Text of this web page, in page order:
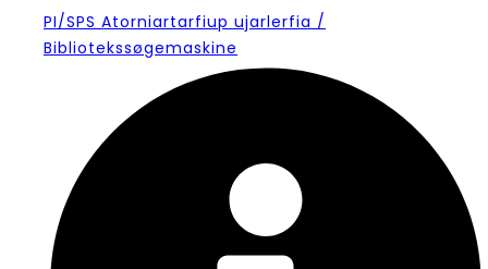
PI/SPS Atorniartarfiup ujarlerfia /
Bibliotekssøgemaskine